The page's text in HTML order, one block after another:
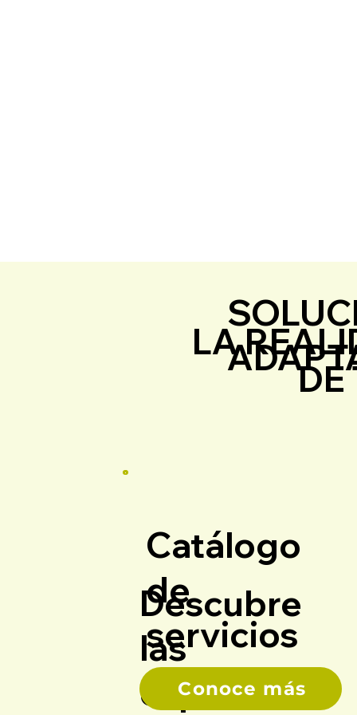
LA
DE
Catálogo
de
servicios
Descubre
las
capacidade
Conoce más